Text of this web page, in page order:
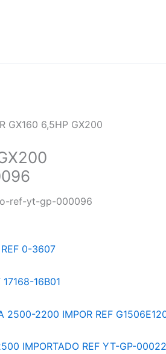
GX160 6,5HP GX200
ref-yt-gp-000096